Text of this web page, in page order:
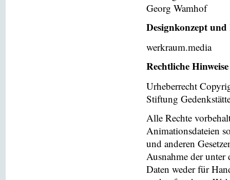
Georg Wamhof
Designkonzept
werkraum.media
Rechtliche Hinweise
Urheberrecht
Stiftung
Alle Rechte
Animationsdateien
und anderen
Ausnahme der
Daten weder für